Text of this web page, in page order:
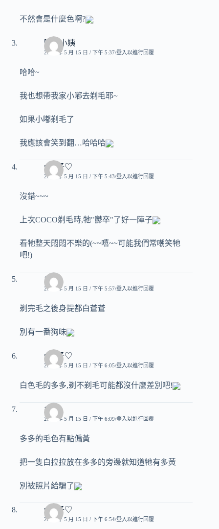
不然會是什麼色啊?
嘟嘟小姨
2007 年 5 月 15 日 / 下午 5:37 登入以進行回覆
哈哈~
我也想帶我家小嘟去剃毛耶~
如果小嘟剃毛了
我應該會笑到翻…哈哈哈
♥玟子♡
2007 年 5 月 15 日 / 下午 5:43 登入以進行回覆
沒錯~~~
上次COCO剃毛時,牠"鬱卒"了好一陣子
看牠整天悶悶不樂的(~~嘻~~可能我們常嘲笑牠
吧!)
多姊
2007 年 5 月 15 日 / 下午 5:57 登入以進行回覆
剃完毛之後身提都白蒼蒼
別有一番狗味
♥玟子♡
2007 年 5 月 15 日 / 下午 6:05 登入以進行回覆
白色毛的多多,剃不剃毛可能都沒什麼差別吧!
多姊
2007 年 5 月 15 日 / 下午 6:09 登入以進行回覆
多多的毛色有點偏黃
把一隻白拉拉放在多多的旁邊就知道牠有多黃
別被照片給騙了
♥玟子♡
2007 年 5 月 15 日 / 下午 6:54 登入以進行回覆